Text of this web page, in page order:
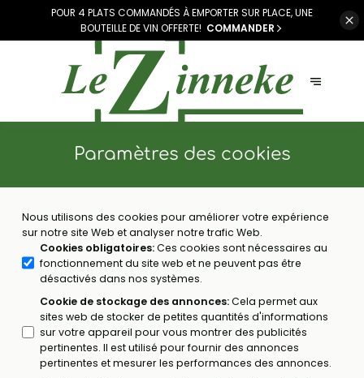
POUR 4 PLATS COMMANDÉS À EMPORTER SUR PLACE, UNE
BOUTEILLE DE VIN OFFERTE! COMMANDER
Paramètres des cookies
Nous utilisons des cookies pour améliorer votre expérience
sur notre site Web et analyser notre trafic Web.
Cookies obligatoires:Ces cookies sont nécessaires au
fonctionnement du site web et ne peuvent pas être
désactivés dans nos systèmes.
Cookie de stockage des annonces:Cela permet aux
sites web de stocker de petites quantités d'informations
sur votre appareil pour vous montrer des publicités
pertinentes. Il est utilisé pour fournir des annonces
pertinentes et mesurer les performances des annonces.